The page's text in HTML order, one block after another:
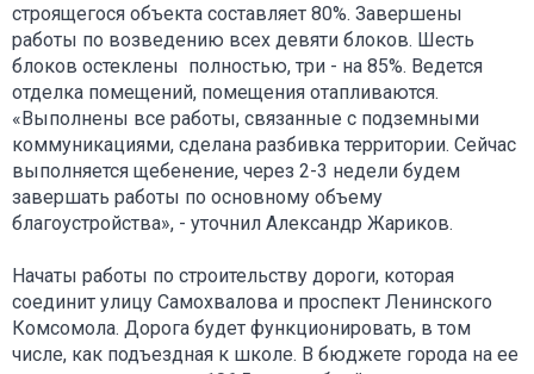
строящегося объекта составляет 80%. Завершены
работы по возведению всех девяти блоков. Шесть
блоков остеклены полностью, три - на 85%. Ведется
отделка помещений, помещения отапливаются.
«Выполнены все работы, связанные с подземными
коммуникациями, сделана разбивка территории. Сейчас
выполняется щебенение, через 2-3 недели будем
завершать работы по основному объему
благоустройства», - уточнил Александр Жариков.
Начаты работы по строительству дороги, которая
соединит улицу Самохвалова и проспект Ленинского
Комсомола. Дорога будет функционировать, в том
числе, как подъездная к школе. В бюджете города на ее